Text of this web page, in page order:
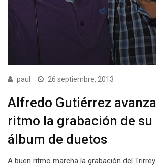
paul 26 septiembre, 2013
Alfredo Gutiérrez
ritmo la grabación de su
álbum de duetos
A buen ritmo marcha la grabación del